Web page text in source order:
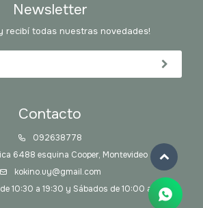
Contacto
092638778
6488 esquina Cooper, Montevideo
kokino.uy@gmail.com
10:30 a 19:30 y Sábados de 10:00 a 14:00
Newsletter
recibí todas nuestras novedades!